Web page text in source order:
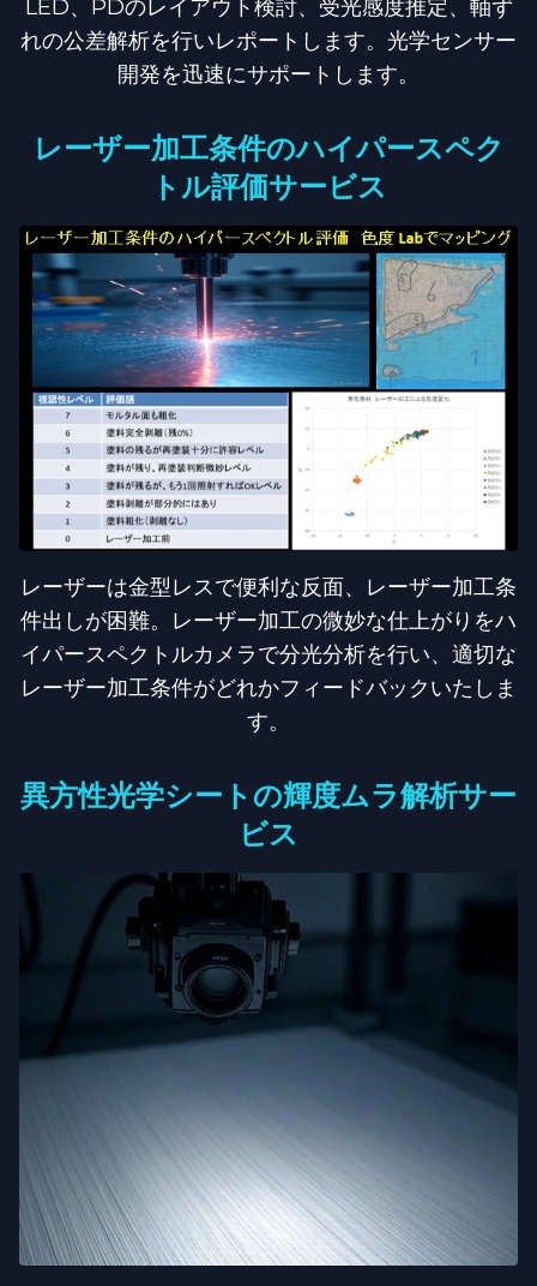
LED、PDのレイアウト検討、受光感度推定、軸ず
れの公差解析を行いレポートします。光学センサー
開発を迅速にサポートします。
レーザー加工条件のハイパースペク
トル評価サービス
レーザーは金型レスで便利な反面、レーザー加工条
件出しが困難。レーザー加工の微妙な仕上がりをハ
イパースペクトルカメラで分光分析を行い、適切な
レーザー加工条件がどれかフィードバックいたしま
す。
異方性光学シートの輝度ムラ解析サー
ビス